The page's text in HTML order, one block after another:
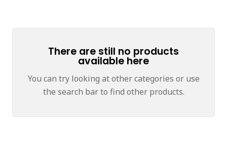
There are still no products
available here
You can try looking at other categories or use
the search bar to find other products.